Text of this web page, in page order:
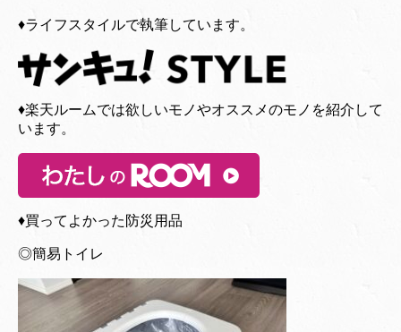
♦︎ライフスタイルで執筆しています。
♦︎楽天ルームでは欲しいモノやオススメのモノを紹介して
います。
♦︎買ってよかった防災用品
◎簡易トイレ